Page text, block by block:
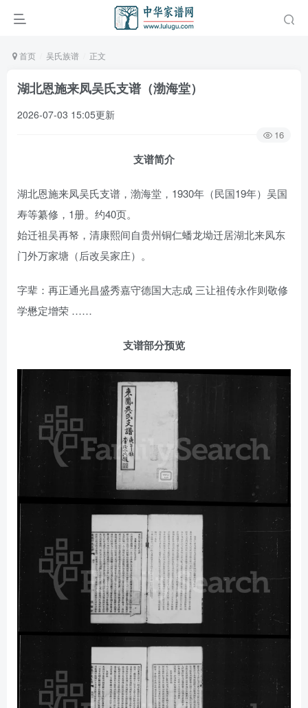
首页 吴氏族谱 正文
湖北恩施来凤吴氏支谱（渤海堂）
2026-07-03 15:05更新
16
支谱简介
湖北恩施来凤吴氏支谱，渤海堂，1930年（民国19年）吴国
寿等纂修，1册。约40页。
始迁祖吴再帑，清康熙间自贵州铜仁蟠龙坳迁居湖北来凤东
门外万家塘（后改吴家庄）。
字辈：再正通光昌盛秀嘉守德国大志成 三让祖传永作则敬修
学懋定增荣 ……
支谱部分预览